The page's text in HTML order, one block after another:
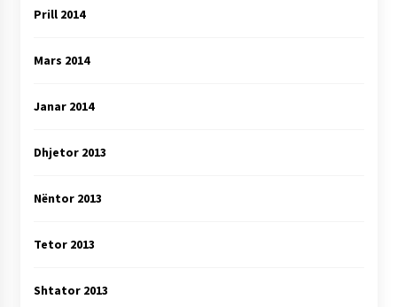
Prill 2014
Mars 2014
Janar 2014
Dhjetor 2013
Nëntor 2013
Tetor 2013
Shtator 2013